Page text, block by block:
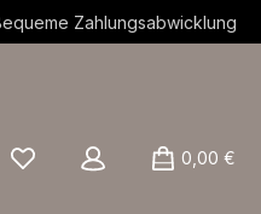
Zahlungsabwicklung
0,00 €